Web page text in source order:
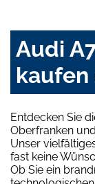
Audi
kaufen
Entdecken Sie
Oberfranken
Unser
fast keine
Ob Sie ein